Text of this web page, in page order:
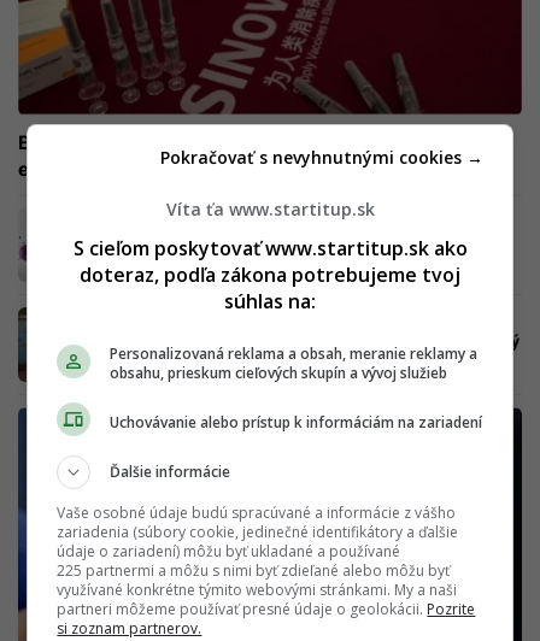
Brazílske mesto sa odhodlalo na radikálne riešenie
epidémie koronavírusu. Výsledky sú ohromujúce
OČKOMAT si mohol 18-ročných zameniť za
118-ročných, informujú Dáta bez pátosu
COVID-19 nemôžu ovplyvniť tvoj menštruačný
cyklus
Víta ťa www.startitup.sk
S cieľom poskytovať www.startitup.sk ako
doteraz, podľa zákona potrebujeme tvoj
súhlas na:
Personalizovaná reklama a obsah, meranie reklamy a
obsahu, prieskum cieľových skupín a vývoj služieb
Uchovávanie alebo prístup k informáciám na zariadení
Ďalšie informácie
Vaše osobné údaje budú spracúvané a informácie z vášho
zariadenia (súbory cookie, jedinečné identifikátory a ďalšie
údaje o zariadení) môžu byť ukladané a používané
225 partnermi a môžu s nimi byť zdieľané alebo môžu byť
využívané konkrétne týmito webovými stránkami. My a naši
partneri môžeme používať presné údaje o geolokácii. Pozrite
si zoznam partnerov.
Pokračovať s nevyhnutnými cookies →